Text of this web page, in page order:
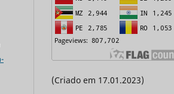
(Criado em 17.01.2023)